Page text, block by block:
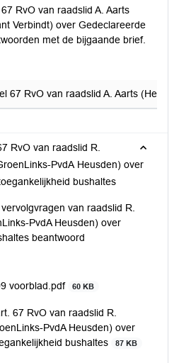
RvO van raadslid A. Aarts
Verbindt) over Gedeclareerde
met de bijgaande brief.
67 RvO van raadslid A. Aarts
RvO van raadslid R.
PvdA Heusden) over
bushaltes
van raadslid R.
PvdA Heusden) over
beantwoord
voorblad.pdf
60 KB
67 RvO van raadslid R.
PvdA Heusden) over
bushaltes
87 KB